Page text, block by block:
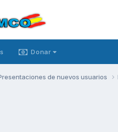
Donar
de nuevos usuarios